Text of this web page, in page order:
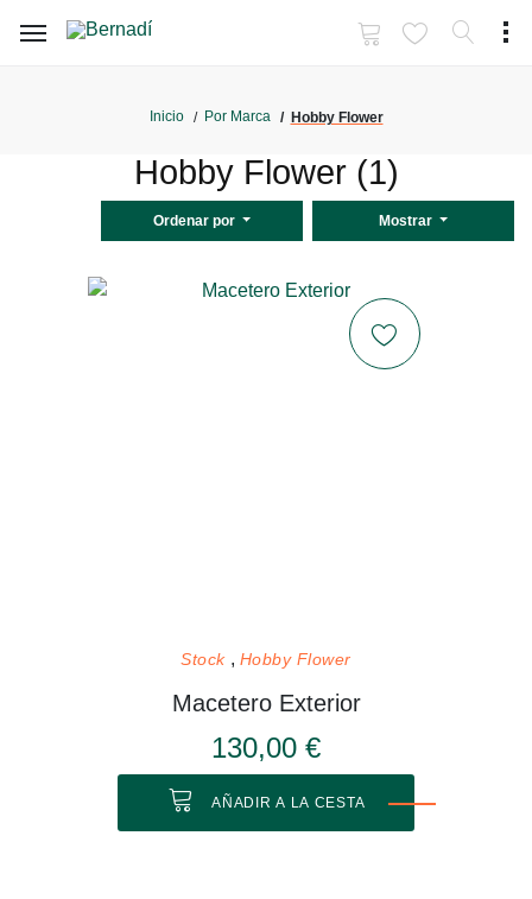
Inicio Por Marca Hobby Flower
Hobby Flower (1)
Ordenar por Mostrar
Stock Hobby Flower
Macetero Exterior
130,00 €
AÑADIR A LA CESTA